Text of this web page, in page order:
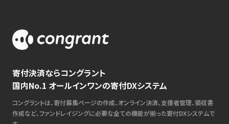
寄付決済ならコングラント
国内No.1 オールインワンの寄付DXシステム
コングラントは、寄付募集ページの作成、オンライン決済、支援者管理、領収書
作成など、ファンドレイジングに必要な全ての機能が揃った寄付DXシステムで